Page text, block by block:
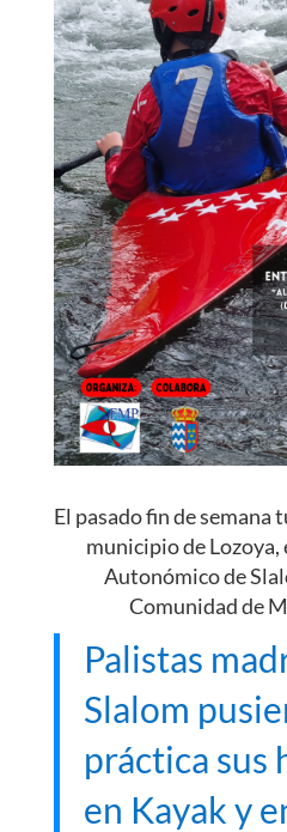
El pasado fin de semana
municipio de Lozoya,
Autonómico de
Comunidad de
Palistas
Slalom
práctica sus
en Kayak y